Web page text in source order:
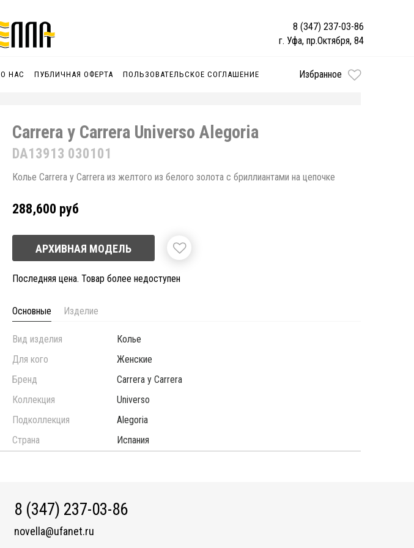
8 (347) 237-03-86
г. Уфа, пр.Октября, 84
О НАС ПУБЛИЧНАЯ ОФЕРТА ПОЛЬЗОВАТЕЛЬСКОЕ СОГЛАШЕНИЕ Избранное
Carrera y Carrera Universo Alegoria
DA13913 030101
Колье Carrera y Carrera из желтого из белого золота с бриллиантами на цепочке
288,600 руб
АРХИВНАЯ МОДЕЛЬ
Последняя цена. Товар более недоступен
Основные Изделие
Вид изделия
Колье
Для кого
Женские
Бренд
Carrera y Carrera
Коллекция
Universo
Подколлекция
Alegoria
Страна
Испания
8 (347) 237-03-86
novella@ufanet.ru